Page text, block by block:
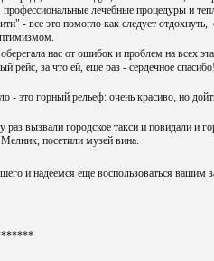
лечебные процедуры и
- все это помогло как следует отдохнуть,
нас от ошибок и проблем на всех
рейс, за что ей, еще раз - сердечное
- это горный рельеф: очень красиво, но
раз вызвали городское такси и повидали и
посетили музей вина.
и надеемся еще воспользоваться вашим